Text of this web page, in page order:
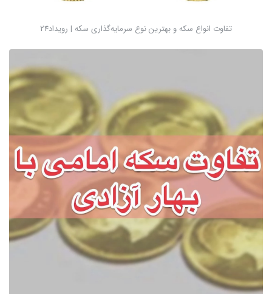
تفاوت انواع سکه و بهترین نوع سرمایه‌گذاری سکه | رویداد24